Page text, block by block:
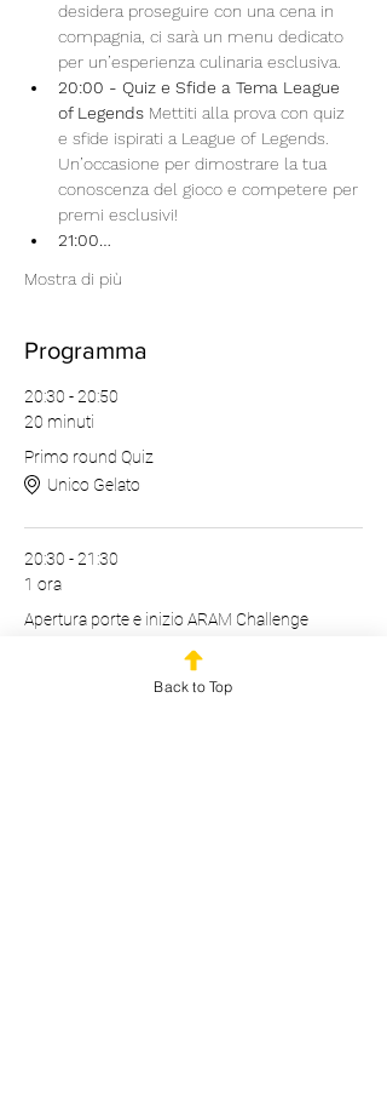
desidera proseguire con una cena in
compagnia, ci sarà un menu dedicato
per un’esperienza culinaria esclusiva.
20:00 - Quiz e Sfide a Tema League
of Legends Mettiti alla prova con quiz
e sfide ispirati a League of Legends.
Un’occasione per dimostrare la tua
conoscenza del gioco e competere per
premi esclusivi!
21:00…
Mostra di più
Programma
20:30 - 20:50
20 minuti
Primo round Quiz
Unico Gelato
20:30 - 21:30
1 ora
Apertura porte e inizio ARAM Challenge
Back to Top